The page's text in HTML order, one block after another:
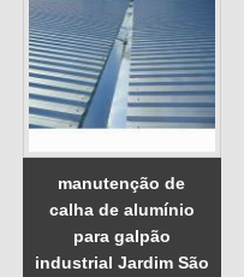
manutenção de
calha de alumínio
para galpão
industrial Jardim São